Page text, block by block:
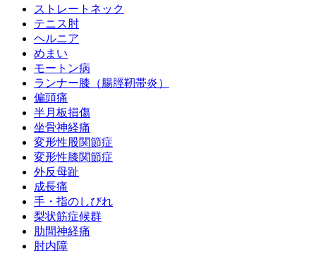
ストレートネック
テニス肘
ヘルニア
めまい
モートン病
ランナー膝（腸脛靭帯炎）
偏頭痛
半月板損傷
坐骨神経痛
変形性股関節症
変形性膝関節症
外反母趾
成長痛
手・指のしびれ
梨状筋症候群
肋間神経痛
肘内障